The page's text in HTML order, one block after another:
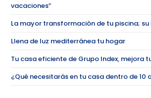
vacaciones”
La mayor transformación de tu piscina;
Llena de luz mediterránea tu hogar
Tu casa eficiente de Grupo Index, mejora
¿Qué necesitarás en tu casa dentro de 10